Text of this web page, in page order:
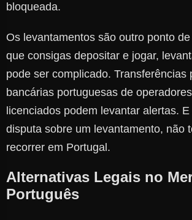
bloqueada.
Os levantamentos são outro ponto
que consigas depositar e jogar,
pode ser complicado. Transferências
bancárias portuguesas de
licenciados podem levantar alertas.
disputa sobre um levantamento, não
recorrer em Portugal.
Alternativas Legais no
Português